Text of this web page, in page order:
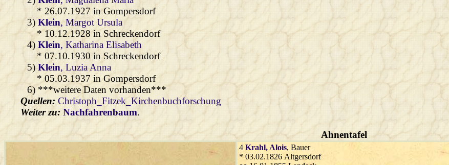
* 26.07.1927 in Gompersdorf
3)Klein, Margot Ursula
* 10.12.1928 in Schreckendorf
4)Klein, Katharina Elisabeth
* 07.10.1930 in Schreckendorf
5)Klein, Luzia Anna
* 05.03.1937 in Gompersdorf
6) ***weitere Daten vorhanden***
Quellen: Christoph_Fitzek_Kirchenbuchforschung
Weiter zu: Nachfahrenbaum.
Ahnentafel
4 Krahl, Alois, Bauer
* 03.02.1826 Altgersdorf